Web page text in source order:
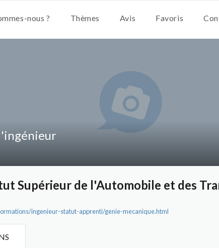
nous ? Thèmes Avis Favoris
Supérieur de l'Automobile et des
ingenieur-statut-apprenti/genie-mecanique.html